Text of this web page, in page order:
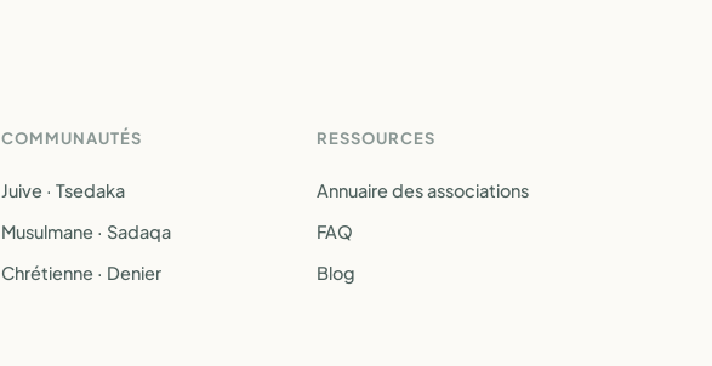
COMMUNAUTÉS
Juive · Tsedaka
Musulmane · Sadaqa
Chrétienne · Denier
RESSOURCES
Annuaire des associations
FAQ
Blog